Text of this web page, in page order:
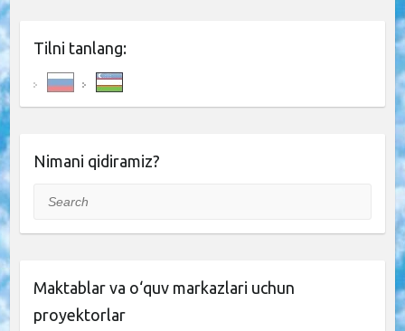
Tilni tanlang:
Nimani qidiramiz?
Search
Maktablar va o‘quv markazlari uchun
proyektorlar